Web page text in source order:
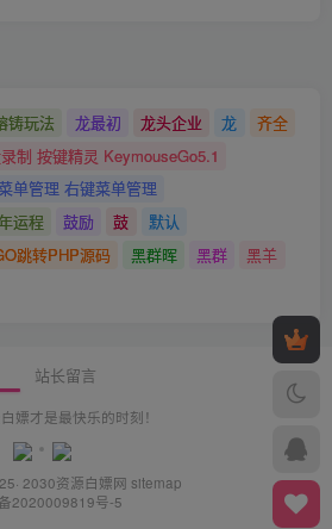
铸玩法 龙最初 龙头企业 龙
齐全
制 按键精灵 KeymouseGo5.1
单管理 右键菜单管理
运程 鼓励 鼓
默认
跳转PHP源码
黑群晖 黑群
黑羊
站长留言
嫖才是最快乐的时刻！
2030资源白嫖网 sitemap
2020009819号-5